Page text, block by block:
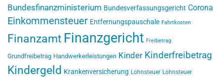
Bundesfinanzministerium Bundesverfassungsgericht Corona
Einkommensteuer Entfernungspauschale Fahrtkosten
Finanzamt Finanzgericht Freibetrag
Grundfreibetrag Handwerkerleistungen Kinder Kinderfreibetrag
Kindergeld Krankenversicherung Lohnsteuer Lohnsteuer